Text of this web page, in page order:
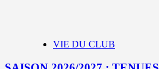
VIE DU CLUB